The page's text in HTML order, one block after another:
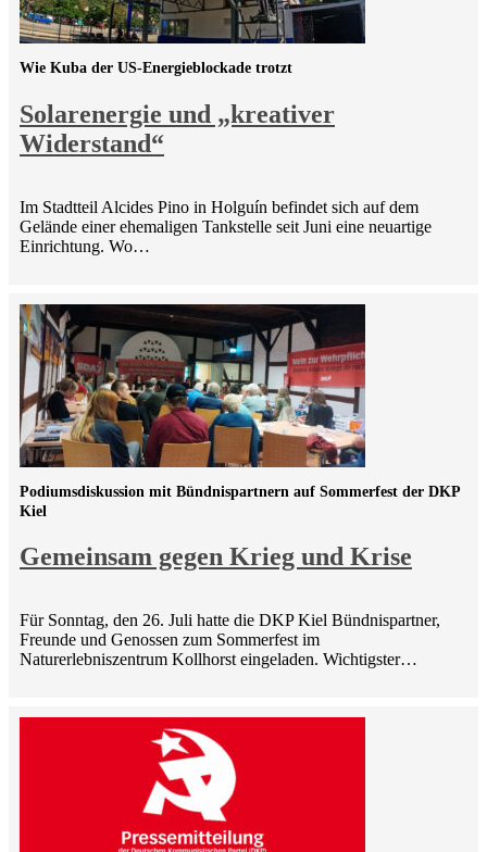
Solarenergie und „kreativer
Widerstand“
Wie Kuba der US-Energieblockade trotzt
Im Stadtteil Alcides Pino in Holguín befindet sich auf dem
Gelände einer ehemaligen Tankstelle seit Juni eine neuartige
Einrichtung. Wo…
Gemeinsam gegen Krieg und Krise
Podiumsdiskussion mit Bündnispartnern auf Sommerfest der DKP
Kiel
Für Sonntag, den 26. Juli hatte die DKP Kiel Bündnispartner,
Freunde und Genossen zum Sommerfest im
Naturerlebniszentrum Kollhorst eingeladen. Wichtigster…